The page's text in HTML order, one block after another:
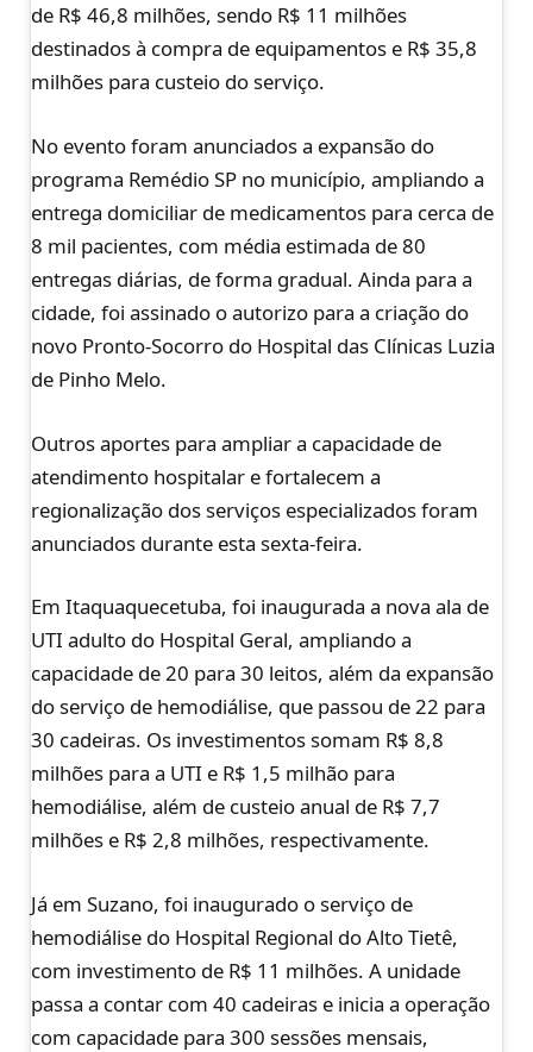
de R$ 46,8 milhões, sendo R$ 11 milhões
destinados à compra de equipamentos e R$ 35,8
milhões para custeio do serviço.
No evento foram anunciados a expansão do
programa Remédio SP no município, ampliando a
entrega domiciliar de medicamentos para cerca de
8 mil pacientes, com média estimada de 80
entregas diárias, de forma gradual. Ainda para a
cidade, foi assinado o autorizo para a criação do
novo Pronto-Socorro do Hospital das Clínicas Luzia
de Pinho Melo.
Outros aportes para ampliar a capacidade de
atendimento hospitalar e fortalecem a
regionalização dos serviços especializados foram
anunciados durante esta sexta-feira.
Em Itaquaquecetuba, foi inaugurada a nova ala de
UTI adulto do Hospital Geral, ampliando a
capacidade de 20 para 30 leitos, além da expansão
do serviço de hemodiálise, que passou de 22 para
30 cadeiras. Os investimentos somam R$ 8,8
milhões para a UTI e R$ 1,5 milhão para
hemodiálise, além de custeio anual de R$ 7,7
milhões e R$ 2,8 milhões, respectivamente.
Já em Suzano, foi inaugurado o serviço de
hemodiálise do Hospital Regional do Alto Tietê,
com investimento de R$ 11 milhões. A unidade
passa a contar com 40 cadeiras e inicia a operação
com capacidade para 300 sessões mensais,